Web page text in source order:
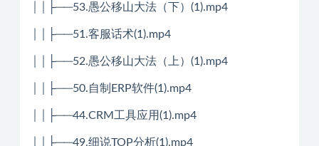
││├──53.愚公移山大法（下）(1).mp4
││├──51.客服话术(1).mp4
││├──52.愚公移山大法（上）(1).mp4
││├──50.自制ERP软件(1).mp4
││├──44.CRM工具应用(1).mp4
││├──49.细说TOP分析(1).mp4